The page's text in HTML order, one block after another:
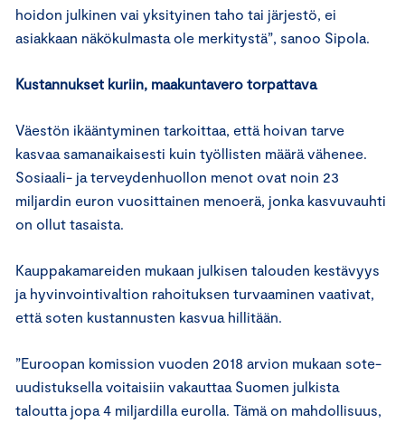
hoidon julkinen vai yksityinen taho tai järjestö, ei
asiakkaan näkökulmasta ole merkitystä”, sanoo Sipola.
Kustannukset kuriin, maakuntavero torpattava
Väestön ikääntyminen tarkoittaa, että hoivan tarve
kasvaa samanaikaisesti kuin työllisten määrä vähenee.
Sosiaali- ja terveydenhuollon menot ovat noin 23
miljardin euron vuosittainen menoerä, jonka kasvuvauhti
on ollut tasaista.
Kauppakamareiden mukaan julkisen talouden kestävyys
ja hyvinvointivaltion rahoituksen turvaaminen vaativat,
että soten kustannusten kasvua hillitään.
”Euroopan komission vuoden 2018 arvion mukaan sote-
uudistuksella voitaisiin vakauttaa Suomen julkista
taloutta jopa 4 miljardilla eurolla. Tämä on mahdollisuus,